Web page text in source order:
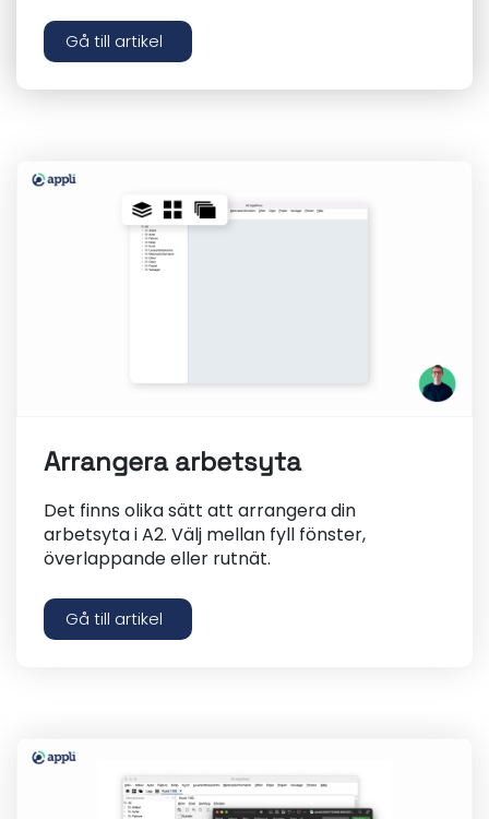
Gå till artikel
Arrangera arbetsyta
Det finns olika sätt att arrangera din
arbetsyta i A2. Välj mellan fyll fönster,
överlappande eller rutnät.
Gå till artikel